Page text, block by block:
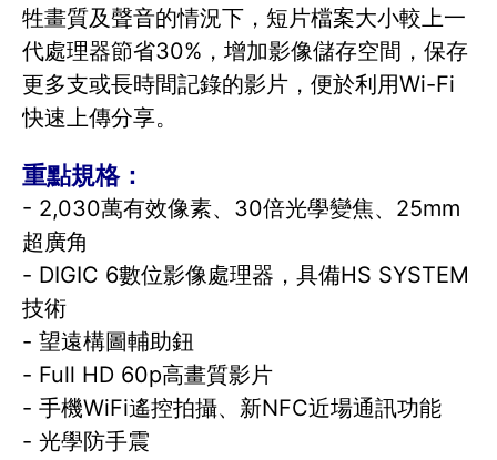
牲畫質及聲音的情況下，短片檔案大小較上一
代處理器節省30%，增加影像儲存空間，保存
更多支或長時間記錄的影片，便於利用Wi-Fi
快速上傳分享。
重點規格：
- 2,030萬有效像素、30倍光學變焦、25mm
超廣角
- DIGIC 6數位影像處理器，具備HS SYSTEM
技術
- 望遠構圖輔助鈕
- Full HD 60p高畫質影片
- 手機WiFi遙控拍攝、新NFC近場通訊功能
- 光學防手震